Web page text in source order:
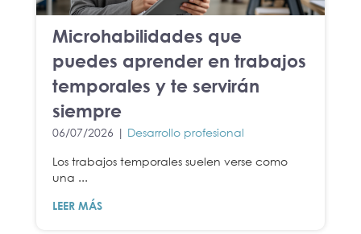
Microhabilidades que
puedes aprender en trabajos
temporales y te servirán
siempre
06/07/2026 | Desarrollo profesional
Los trabajos temporales suelen verse como
una ...
LEER MÁS